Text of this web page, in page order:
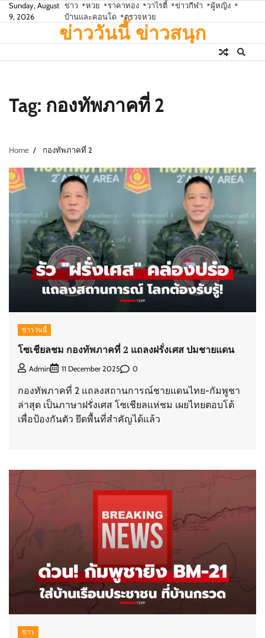
Skip
to
Sunday, August
9, 2026
ข่าว หวย ราคาทอง วาไรตี้ ข่าวกีฬา
ผู้หญิง
บ้านและคอนโด
ตรวจหวย
ข่าววันนี้ ข่าวสนุก
Tag: กองทัพภาคที่ 2
Home กองทัพภาคที่ 2
ข่าววันนี้
โซเชียลชม กองทัพภาคที่ 2 แถลงฝรั่งเศส ปมชายแดน
Admin 11 December 2025 0
กองทัพภาคที่ 2 แถลงสถานการณ์ชายแดนไทย-กัมพูชา
ล่าสุด เป็นภาษาฝรั่งเศส โซเชียลแห่ชม เผยไทยตอบโต้
เพื่อป้องกันตัว ยึดพื้นที่สำคัญได้แล้ว
ข่าว